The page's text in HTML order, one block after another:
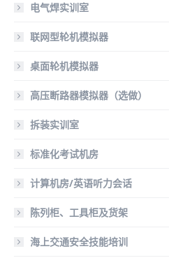
电气焊实训室
联网型轮机模拟器
桌面轮机模拟器
高压断路器模拟器（选做）
拆装实训室
标准化考试机房
计算机房/英语听力会话
陈列柜、工具柜及货架
海上交通安全技能培训